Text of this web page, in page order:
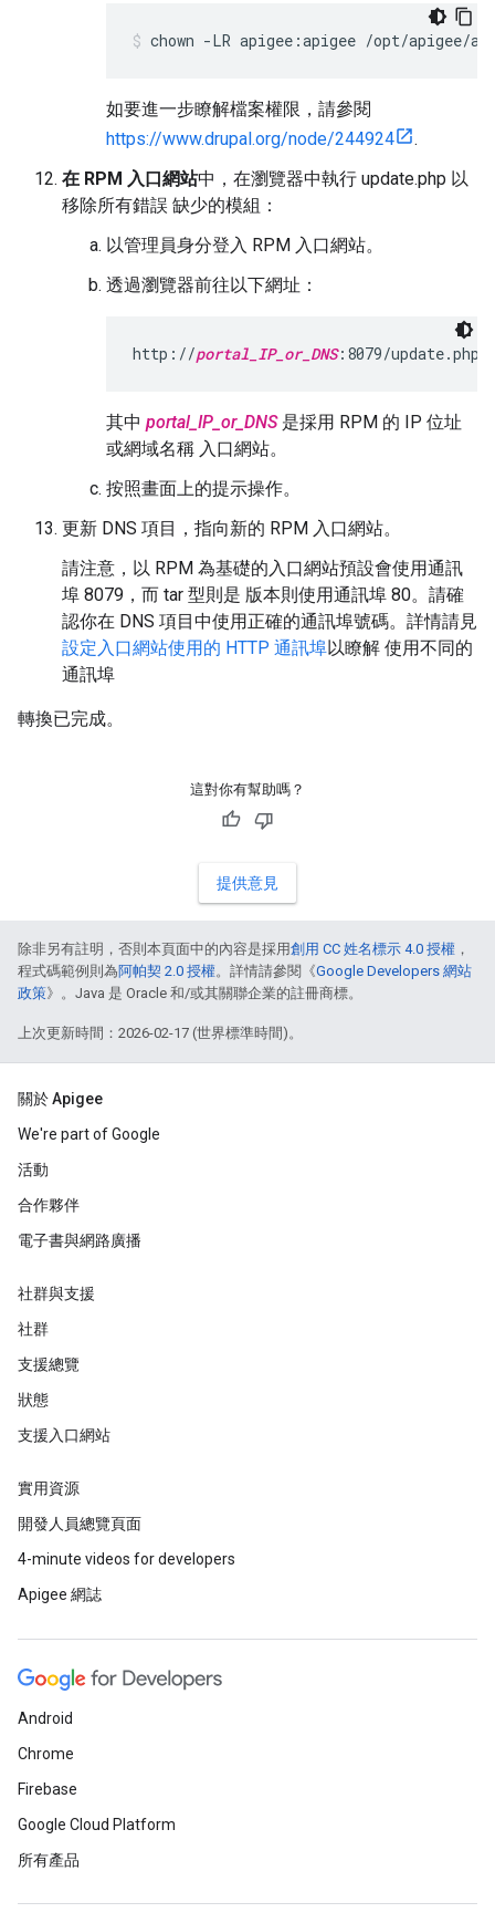
chown -LR apigee:apigee /opt/apigee/
如要進一步瞭解檔案權限，請參閱
https://www.drupal.org/node/244924
.
在 RPM 入口網站中，在瀏覽器中執行 update.php 以
移除所有錯誤 缺少的模組：
以管理員身分登入 RPM 入口網站。
透過瀏覽器前往以下網址：
http://portal_IP_or_DNS:8079/update.php
其中 portal_IP_or_DNS是採用 RPM 的 IP 位址
或網域名稱 入口網站。
按照畫面上的提示操作。
更新 DNS 項目，指向新的 RPM 入口網站。
請注意，以 RPM 為基礎的入口網站預設會使用通訊
埠 8079，而 tar 型則是 版本則使用通訊埠 80。請確
認你在 DNS 項目中使用正確的通訊埠號碼。詳情請見
設定入口網站使用的 HTTP 通訊埠以瞭解 使用不同的
通訊埠
轉換已完成。
這對你有幫助嗎？
提供意見
除非另有註明，否則本頁面中的內容是採用創用 CC 姓名標示 4.0 授權 ，
程式碼範例則為阿帕契 2.0 授權。詳情請參閱《Google Developers 網站
政策》。Java 是 Oracle 和/或其關聯企業的註冊商標。
上次更新時間：2026-02-17 (世界標準時間)。
關於 Apigee
We're part of Google
活動
合作夥伴
電子書與網路廣播
社群與支援
社群
支援總覽
狀態
支援入口網站
實用資源
開發人員總覽頁面
4-minute videos for developers
Apigee 網誌
Android
Chrome
Firebase
Google Cloud Platform
所有產品